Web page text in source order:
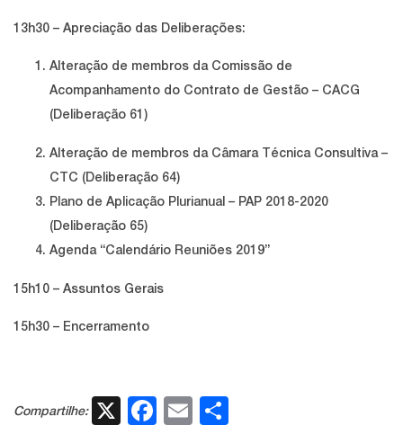
13h30 – Apreciação das Deliberações:
Alteração de membros da Comissão de
Acompanhamento do Contrato de Gestão – CACG
(Deliberação 61)
Alteração de membros da Câmara Técnica Consultiva –
CTC (Deliberação 64)
Plano de Aplicação Plurianual – PAP 2018-2020
(Deliberação 65)
Agenda “Calendário Reuniões 2019”
15h10 – Assuntos Gerais
15h30 – Encerramento
Compartilhe: X Facebook
Email